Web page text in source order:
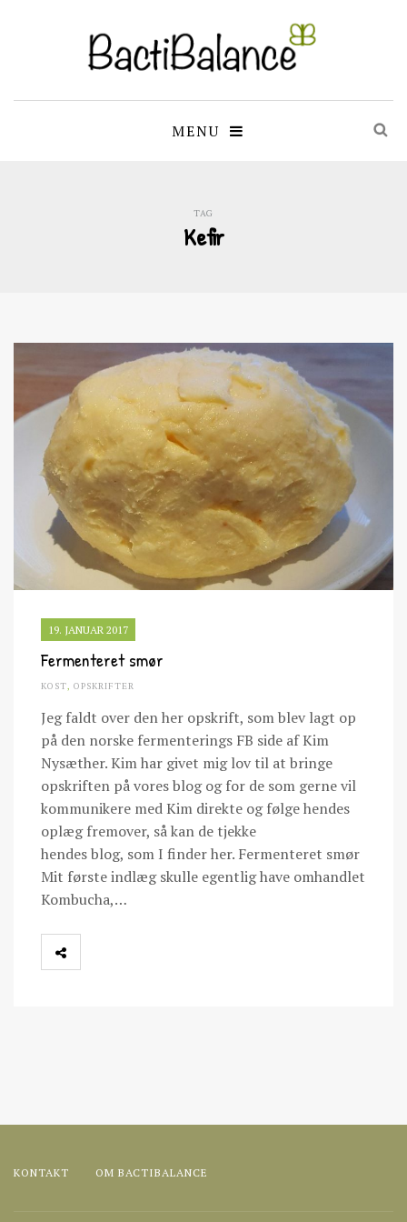
MENU
TAG
Kefir
19. JANUAR 2017
Fermenteret smør
KOST, OPSKRIFTER
Jeg faldt over den her opskrift, som blev lagt op
på den norske fermenterings FB side af Kim
Nysæther. Kim har givet mig lov til at bringe
opskriften på vores blog og for de som gerne vil
kommunikere med Kim direkte og følge hendes
oplæg fremover, så kan de tjekke
hendes blog, som I finder her. Fermenteret smør
Mit første indlæg skulle egentlig have omhandlet
Kombucha,…
KONTAKT OM BACTIBALANCE